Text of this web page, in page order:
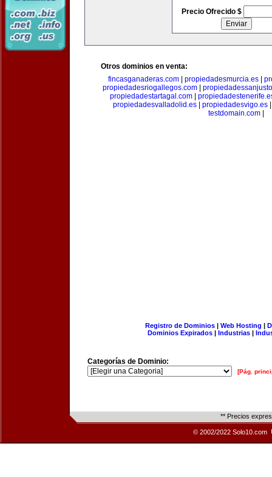
Precio Ofrecido $
Otros dominios en venta:
fincasganaderas.com
propiedadesmurcia.es
propiedadesriogallegos.com|
propiedadestartagal.com|
propiedadesvalladolid.es
propiedadesvigo.es
testdomain.com
Registro de Dominios| Web Hosting |
Dominios Expirados | Industrias |
Categorías de Dominio:
[Pág.
** Precios
© 2002/2022 Solo10.com